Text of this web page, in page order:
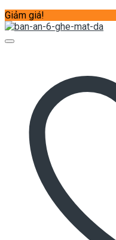
Giảm giá!